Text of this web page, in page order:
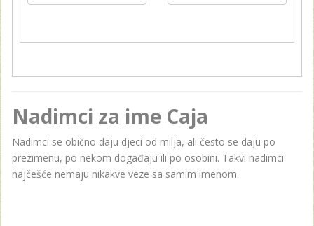
Nadimci za ime Caja
Nadimci se obično daju djeci od milja, ali često se daju po
prezimenu, po nekom događaju ili po osobini. Takvi nadimci
najčešće nemaju nikakve veze sa samim imenom.